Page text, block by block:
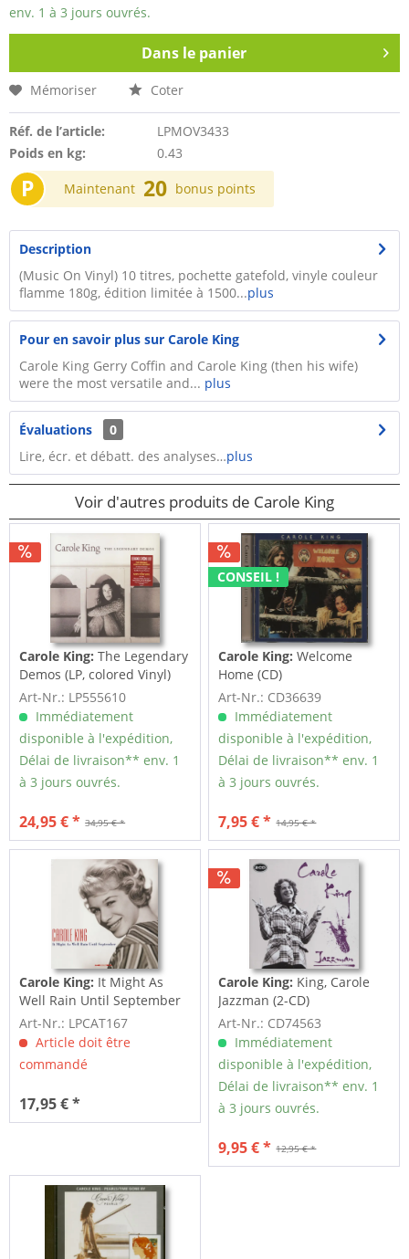
env. 1 à 3 jours ouvrés.
Dans le panier
Mémoriser Coter
Réf. de l’article:
LPMOV3433
Poids en kg:
0.43
P Maintenant 20 bonus points
Description
(Music On Vinyl) 10 titres, pochette gatefold, vinyle couleur
flamme 180g, édition limitée à 1500...plus
Pour en savoir plus sur Carole King
Carole King Gerry Coffin and Carole King (then his wife)
were the most versatile and... plus
Évaluations
0
Lire, écr. et débatt. des analyses…plus
Voir d'autres produits de Carole King
Carole King:The Legendary
Demos (LP, colored Vinyl)
Art-Nr.: LP555610
Immédiatement
disponible à l'expédition,
Délai de livraison** env. 1
à 3 jours ouvrés.
34,95 € *
24,95 € *
CONSEIL !
Carole King:Welcome
Home (CD)
Art-Nr.: CD36639
Immédiatement
disponible à l'expédition,
Délai de livraison** env. 1
à 3 jours ouvrés.
14,95 € *
7,95 € *
Carole King: It Might As
Well Rain Until September
(LP)
Art-Nr.: LPCAT167
Article doit être
commandé
17,95 € *
Carole King: King, Carole
Jazzman (2-CD)
Art-Nr.: CD74563
Immédiatement
disponible à l'expédition,
Délai de livraison** env. 1
à 3 jours ouvrés.
12,95 € *
9,95 € *